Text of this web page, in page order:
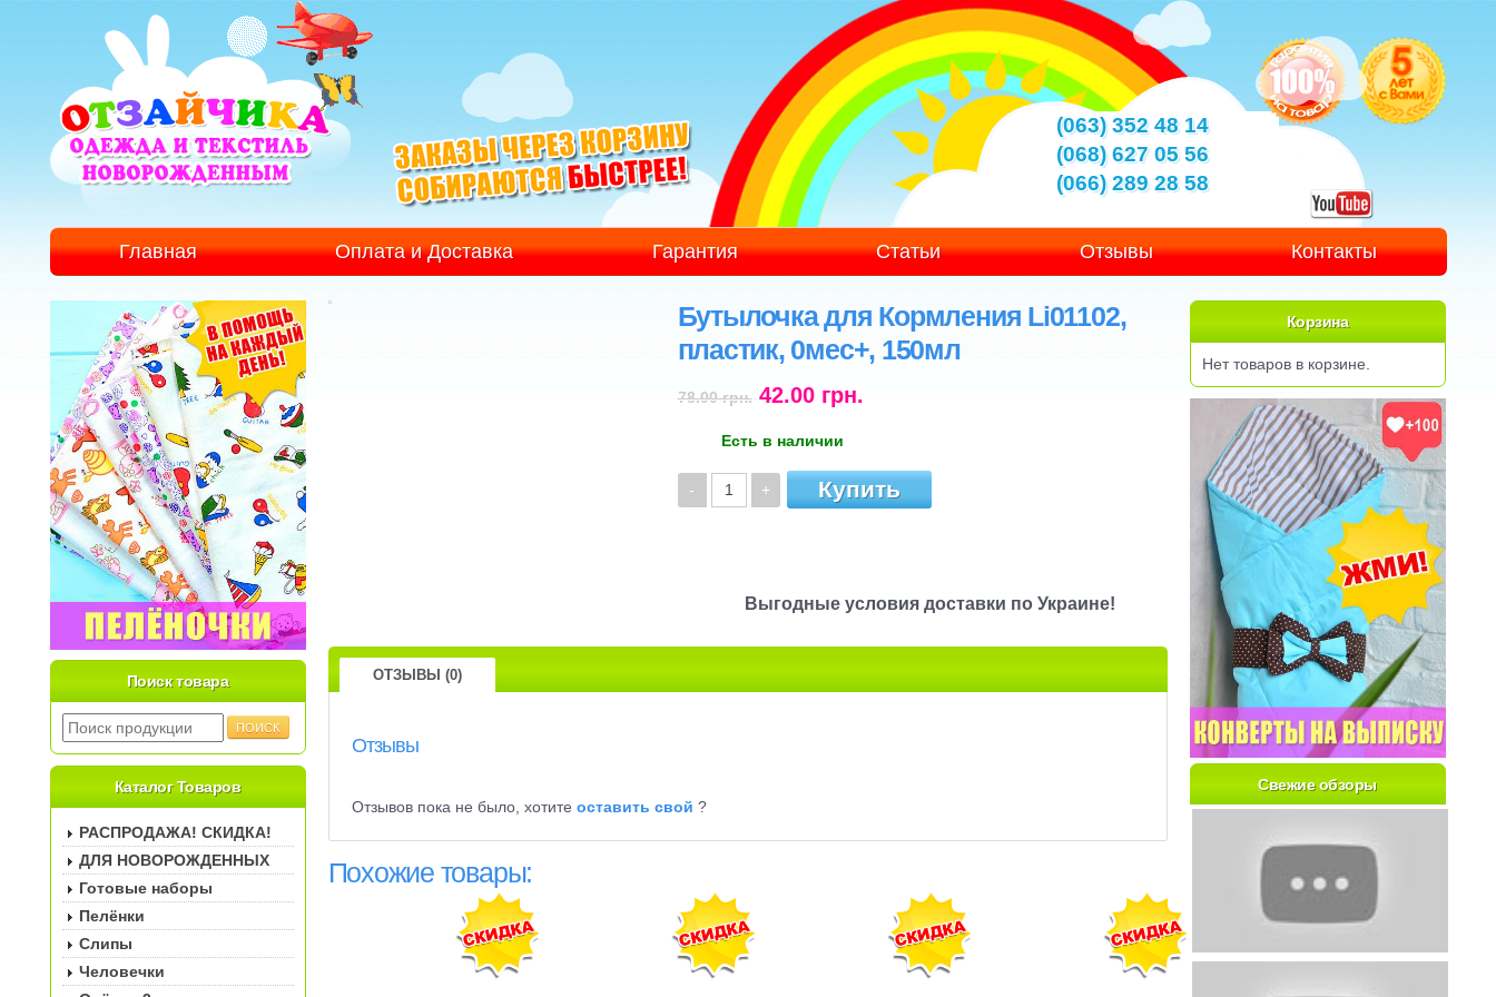
(063) 352 48 14
(068) 627 05 56
(066) 289 28 58
Главная Оплата и Доставка Гарантия Статьи Отзывы Контакты
Поиск товара
Каталог Товаров
РАСПРОДАЖА! СКИДКА!
ДЛЯ НОВОРОЖДЕННЫХ
Готовые наборы
Пелёнки
Слипы
Человечки
Бутылочка для Кормления Li01102,
пластик, 0мес+, 150мл
78.00 грн. 42.00 грн.
Есть в наличии
Купить
Выгодные условия доставки по Украине!
ОТЗЫВЫ (0)
Отзывы
Отзывов пока не было, хотите оставить свой ?
Похожие товары:
Корзина
Нет товаров в корзине.
Свежие обзоры